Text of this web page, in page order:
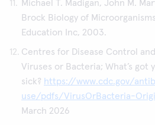
Michael T. Madigan, John M.
Brock Biology of
Education Inc, 2003.
Centres for Disease Control
Viruses or Bacteria; What’s got
sick? https://www.cdc.gov/
use/pdfs/VirusOrBacteria-
March 2026